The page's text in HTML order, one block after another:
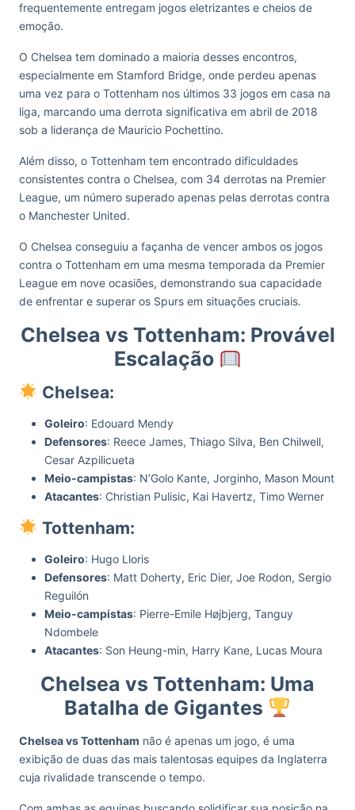
frequentemente entregam jogos eletrizantes e cheios de
emoção.
O Chelsea tem dominado a maioria desses encontros,
especialmente em Stamford Bridge, onde perdeu apenas
uma vez para o Tottenham nos últimos 33 jogos em casa na
liga, marcando uma derrota significativa em abril de 2018
sob a liderança de Mauricio Pochettino.
Além disso, o Tottenham tem encontrado dificuldades
consistentes contra o Chelsea, com 34 derrotas na Premier
League, um número superado apenas pelas derrotas contra
o Manchester United.
O Chelsea conseguiu a façanha de vencer ambos os jogos
contra o Tottenham em uma mesma temporada da Premier
League em nove ocasiões, demonstrando sua capacidade
de enfrentar e superar os Spurs em situações cruciais.
Chelsea vs Tottenham: Provável
Escalação
Chelsea:
Goleiro: Edouard Mendy
Defensores: Reece James, Thiago Silva, Ben Chilwell,
Cesar Azpilicueta
Meio-campistas: N’Golo Kante, Jorginho, Mason Mount
Atacantes: Christian Pulisic, Kai Havertz, Timo Werner
Tottenham:
Goleiro: Hugo Lloris
Defensores: Matt Doherty, Eric Dier, Joe Rodon, Sergio
Reguilón
Meio-campistas: Pierre-Emile Højbjerg, Tanguy
Ndombele
Atacantes: Son Heung-min, Harry Kane, Lucas Moura
Chelsea vs Tottenham: Uma
Batalha de Gigantes
Chelsea vs Tottenham não é apenas um jogo, é uma
exibição de duas das mais talentosas equipes da Inglaterra
cuja rivalidade transcende o tempo.